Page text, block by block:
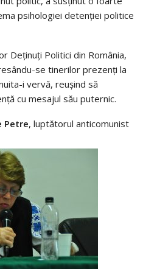
psihologiei detenției politice
Deținuți Politici din România,
se tinerilor prezenți la
i vervă, reușind să
cu mesajul său puternic.
Petre, luptătorul anticomunist